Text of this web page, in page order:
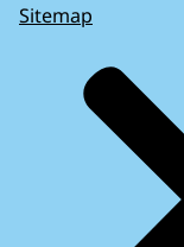
Sitemap